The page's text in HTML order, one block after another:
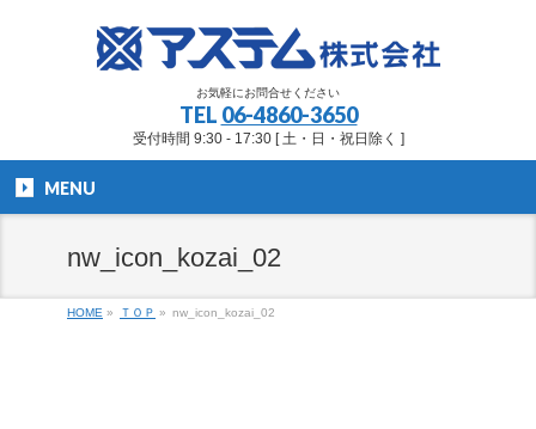
お気軽にお問合せください
TEL 06-4860-3650
受付時間 9:30 - 17:30 [ 土・日・祝日除く ]
MENU
nw_icon_kozai_02
HOME » ＴＯＰ » nw_icon_kozai_02